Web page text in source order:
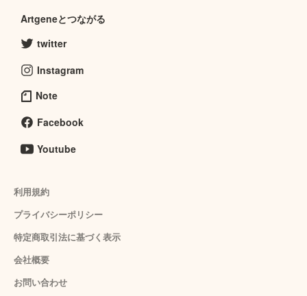
Artgeneとつながる
twitter
Instagram
Note
Facebook
Youtube
利用規約
プライバシーポリシー
特定商取引法に基づく表示
会社概要
お問い合わせ